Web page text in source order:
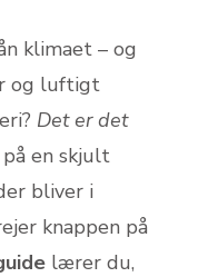
klimaet – og
og luftigt
Det er det
en skjult
bliver i
knappen på
lærer du,